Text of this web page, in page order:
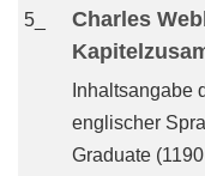
5_
Charles
Inhaltsangabe
englischer
Graduate